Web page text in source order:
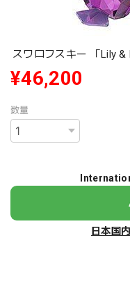
スワロフスキー 「Lily &
¥46,200
数量
日本国